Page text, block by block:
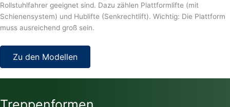
Rollstuhlfahrer geeignet sind. Dazu zählen Plattformlifte (mit
Schienensystem) und Hublifte (Senkrechtlift). Wichtig: Die Plattform
muss ausreichend groß sein.
Zu den Modellen